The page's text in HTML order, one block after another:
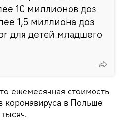
10 миллионов доз
1,5 миллиона доз
для детей младшего
ежемесячная стоимость
коронавируса в Польше